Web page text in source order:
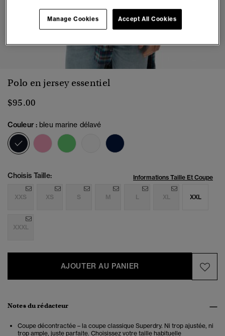
Polo en jersey essentiel
$95.00
Couleur : bleu marine délavé
sélectionné
Choisis Taille: Informations Taille Et Coupe
XXS XS S M L XL XXL
XXXL
AJOUTER AU PANIER
Notes du rédacteur
Coupe décontractée – la coupe classique Superdry. Ni trop ajustée, ni
trop ample, juste parfaite. Choisissez votre taille habituelle
Accept All Cookies
Manage Cookies